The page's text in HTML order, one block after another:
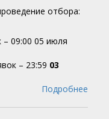
отбора:
09:00 05 июля
– 23:59 03
Подробнее